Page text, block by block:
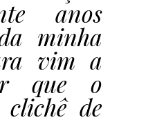
anos
minha
vim a
que o
de